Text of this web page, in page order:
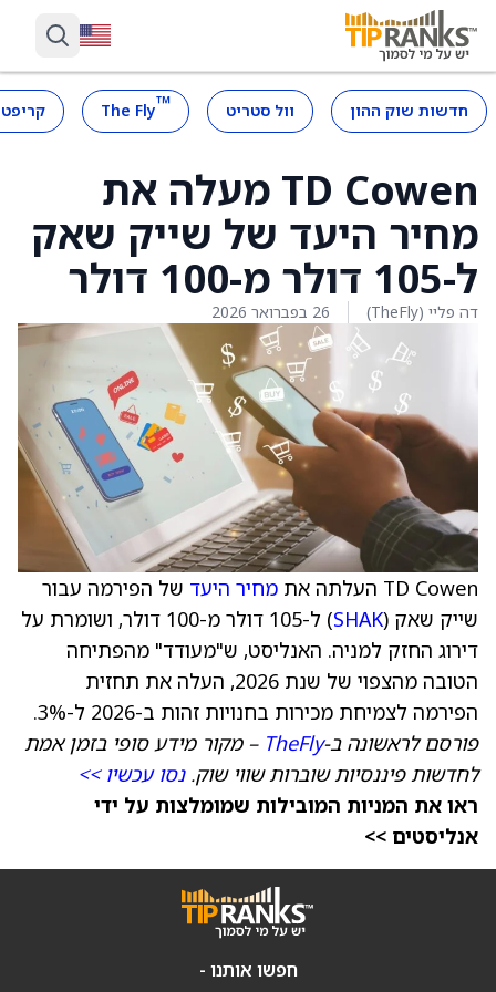
חדשות שוק ההון וול סטריט ™
The Fly
TD Cowen מעלה את
מחיר היעד של שייק שאק
ל-105 דולר מ-100 דולר
דה פליי (TheFly) 26 בפברואר 2026
TD Cowen העלתה את מחיר היעד של הפירמה עבור
שייק שאק (SHAK
) ל-105 דולר מ-100 דולר, ושומרת על
דירוג החזק למניה. האנליסט, ש"מעודד" מהפתיחה
הטובה מהצפוי של שנת 2026, העלה את תחזית
הפירמה לצמיחת מכירות בחנויות זהות ב-2026 ל-3%.
פורסם לראשונה ב-TheFly – מקור מידע סופי בזמן אמת
לחדשות פיננסיות שוברות שווי שוק.נסו עכשיו >>
ראו את המניות המובילות שמומלצות על ידי
אנליסטים >>
חפשו אותנו -